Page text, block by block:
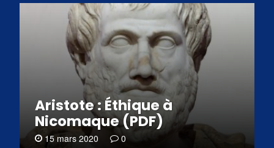
Aristote : Éthique à
Nicomaque (PDF)
15 mars 2020 0